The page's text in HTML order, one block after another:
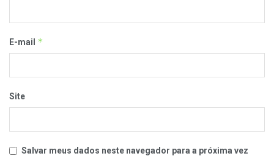
E-mail *
Site
Salvar meus dados neste navegador para a próxima vez